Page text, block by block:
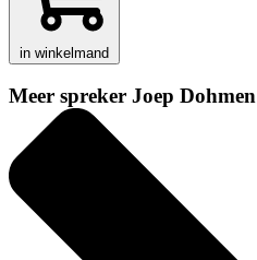
in winkelmand
Meer spreker Joep Dohmen